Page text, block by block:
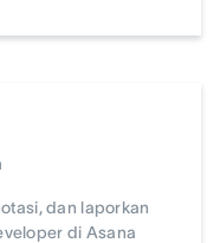
dan laporkan
di Asana